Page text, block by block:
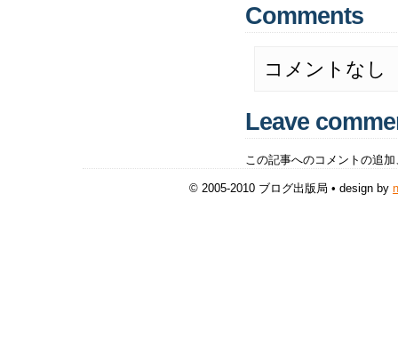
Comments
コメントなし
Leave
この記事へのコメントの追
© 2005-2010 ブログ出版局 • design by